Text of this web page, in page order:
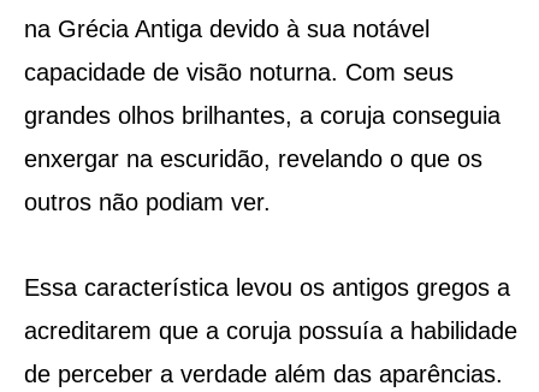
na Grécia Antiga devido à sua notável
capacidade de visão noturna. Com seus
grandes olhos brilhantes, a coruja conseguia
enxergar na escuridão, revelando o que os
outros não podiam ver.
Essa característica levou os antigos gregos a
acreditarem que a coruja possuía a habilidade
de perceber a verdade além das aparências.